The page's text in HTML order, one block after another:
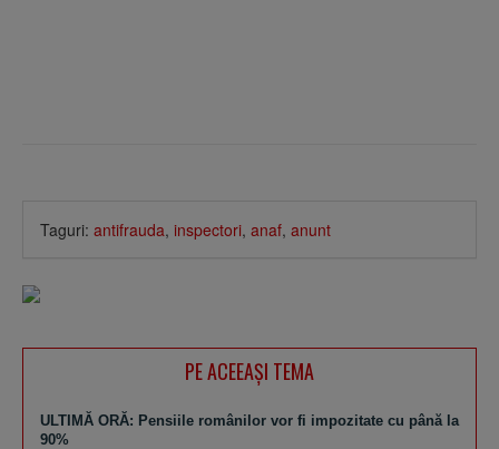
Taguri: antifrauda, inspectori, anaf, anunt
PE ACEEAŞI TEMA
ULTIMĂ ORĂ: Pensiile românilor vor fi impozitate cu până la
90%